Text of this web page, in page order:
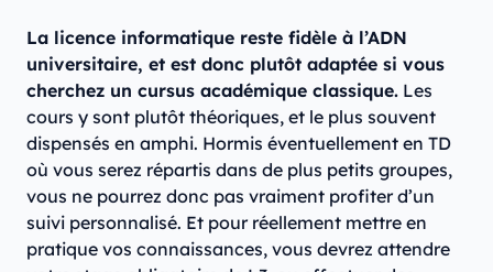
La licence informatique reste fidèle à l’ADN
universitaire, et est donc plutôt adaptée si vous
cherchez un cursus académique classique. Les
cours y sont plutôt théoriques, et le plus souvent
dispensés en amphi. Hormis éventuellement en TD
où vous serez répartis dans de plus petits groupes,
vous ne pourrez donc pas vraiment profiter d’un
suivi personnalisé. Et pour réellement mettre en
pratique vos connaissances, vous devrez attendre